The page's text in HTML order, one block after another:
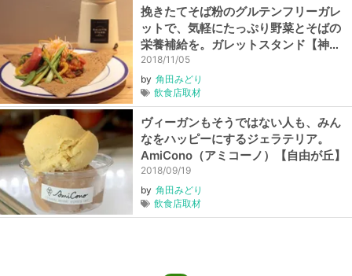
挽きたてそば粉のグルテンフリーガレ
ットで、気軽にたっぷり野菜とそばの
栄養補給を。ガレットスタンド【神谷
町】【Vegewel特典】
2018/11/05
by 角田みどり
飲食店取材
ヴィーガンもそうではない人も、みん
なをハッピーにするジェラテリア。
AmiCono（アミコーノ）【自由が丘】
2018/09/19
by 角田みどり
飲食店取材